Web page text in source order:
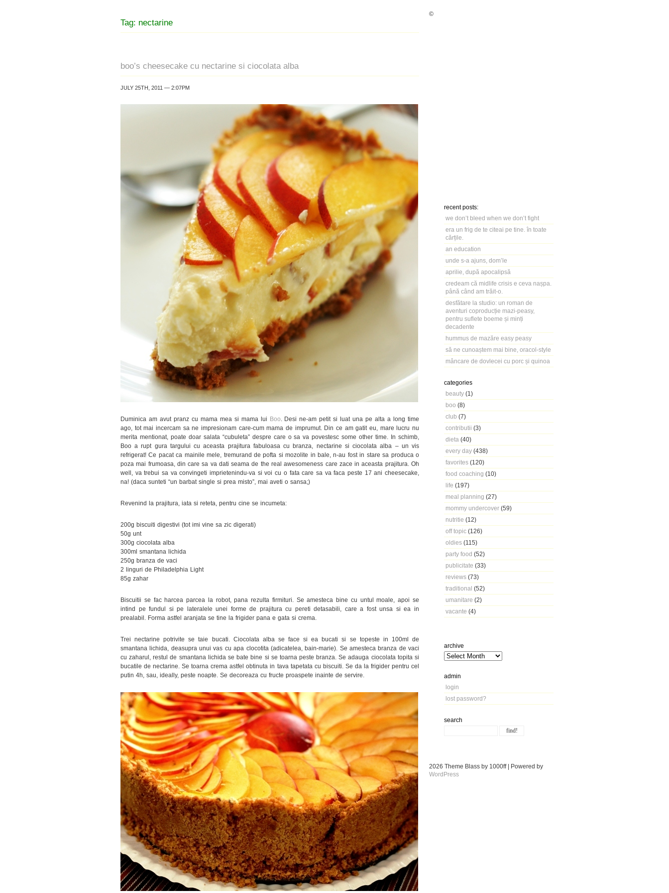
recent posts:
we don’t bleed when we don’t fight
era un frig de te citeai pe tine. în toate
cărțile.
an education
unde s-a ajuns, dom’le
aprilie, după apocalipsă
credeam că midlife crisis e ceva nașpa.
până când am trăit-o.
desfătare la studio: un roman de
aventuri coproducție mazi-peasy,
pentru suflete boeme și minți
decadente
hummus de mazăre easy peasy
să ne cunoaștem mai bine, oracol-style
mâncare de dovlecei cu porc și quinoa
categories
beauty (1)
boo (8)
club (7)
contributii (3)
dieta (40)
every day (438)
favorites (120)
food coaching (10)
life (197)
meal planning (27)
mommy undercover (59)
nutritie (12)
off topic (126)
oldies (115)
party food (52)
publicitate (33)
reviews (73)
traditional (52)
umanitare (2)
vacante (4)
archive
admin
login
lost password?
search
Tag: nectarine
boo’s cheesecake cu nectarine si ciocolata alba
JULY 25TH, 2011 — 2:07PM
Duminica am avut pranz cu mama mea si mama lui Boo . Desi ne-am petit si luat una pe alta a long time
ago, tot mai incercam sa ne impresionam care-cum mama de imprumut. Din ce am gatit eu, mare lucru nu
merita mentionat, poate doar salata “cubuleta” despre care o sa va povestesc some other time. In schimb,
Boo a rupt gura targului cu aceasta prajitura fabuloasa cu branza, nectarine si ciocolata alba – un vis
refrigerat! Ce pacat ca mainile mele, tremurand de pofta si mozolite in bale, n-au fost in stare sa produca o
poza mai frumoasa, din care sa va dati seama de the real awesomeness care zace in aceasta prajitura. Oh
well, va trebui sa va convingeti imprietenindu-va si voi cu o fata care sa va faca peste 17 ani cheesecake,
na! (daca sunteti “un barbat single si prea misto”, mai aveti o sansa;)
Revenind la prajitura, iata si reteta, pentru cine se incumeta:
200g biscuiti digestivi (tot imi vine sa zic digerati)
50g unt
300g ciocolata alba
300ml smantana lichida
250g branza de vaci
2 linguri de Philadelphia Light
85g zahar
Biscuitii se fac harcea parcea la robot, pana rezulta firmituri. Se amesteca bine cu untul moale, apoi se
intind pe fundul si pe lateralele unei forme de prajitura cu pereti detasabili, care a fost unsa si ea in
prealabil. Forma astfel aranjata se tine la frigider pana e gata si crema.
Trei nectarine potrivite se taie bucati. Ciocolata alba se face si ea bucati si se topeste in 100ml de
smantana lichida, deasupra unui vas cu apa clocotita (adicatelea, bain-marie). Se amesteca branza de vaci
cu zaharul, restul de smantana lichida se bate bine si se toarna peste branza. Se adauga ciocolata topita si
bucatile de nectarine. Se toarna crema astfel obtinuta in tava tapetata cu biscuiti. Se da la frigider pentru cel
putin 4h, sau, ideally, peste noapte. Se decoreaza cu fructe proaspete inainte de servire.
©
2026 Theme Blass by 1000ff | Powered by
WordPress